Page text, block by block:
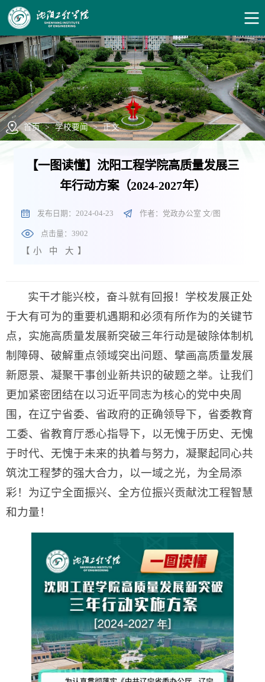
首页 > 学校要闻 > 正文
【一图读懂】沈阳工程学院高质量发展三
年行动方案（2024-2027年）
发布日期：2024-04-23 作者：党政办公室 文/图
点击量：3902
【 小 中 大 】
实干才能兴校，奋斗就有回报！学校发展正处
于大有可为的重要机遇期和必须有所作为的关键节
点，实施高质量发展新突破三年行动是破除体制机
制障碍、破解重点领域突出问题、擘画高质量发展
新愿景、凝聚干事创业新共识的破题之举。让我们
更加紧密团结在以习近平同志为核心的党中央周
围，在辽宁省委、省政府的正确领导下，省委教育
工委、省教育厅悉心指导下，以无愧于历史、无愧
于时代、无愧于未来的执着与努力，凝聚起同心共
筑沈工程梦的强大合力，以一域之光，为全局添
彩！为辽宁全面振兴、全方位振兴贡献沈工程智慧
和力量！